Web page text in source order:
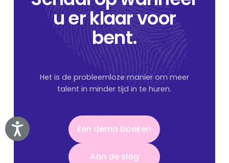
Accessibility
u er klaar voor
bent.
Het is de probleemloze manier om meer
talent in minder tijd in te huren.
Een demo boeken
Een demo boeken
Aan de slag
Aan de slag